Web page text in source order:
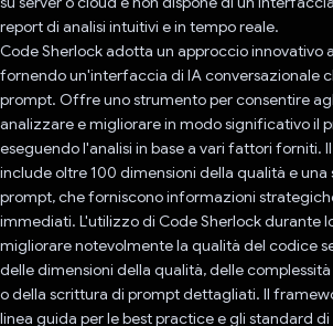
report di analisi intuitivi e in tempo reale.
Code Sherlock adotta un approccio innovativo
fornendo un'interfaccia di IA conversazionale
prompt. Offre uno strumento per consentire
analizzare e migliorare in modo significativo il
eseguendo l'analisi in base a vari fattori forniti.
include oltre 100 dimensioni della qualità e
prompt, che forniscono informazioni
immediati. L'utilizzo di Code Sherlock durante
migliorare notevolmente la qualità del codice
delle dimensioni della qualità, delle
o della scrittura di prompt dettagliati. Il
linea guida per le best practice e gli standard